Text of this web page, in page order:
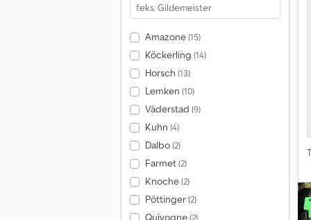
Amazone(15)
Köckerling (14)
Horsch (13)
Lemken (10)
Väderstad (9)
Kuhn (4)
Dalbo(2)
Farmet(2)
Knoche(2)
Pöttinger(2)
Quivogne(2)